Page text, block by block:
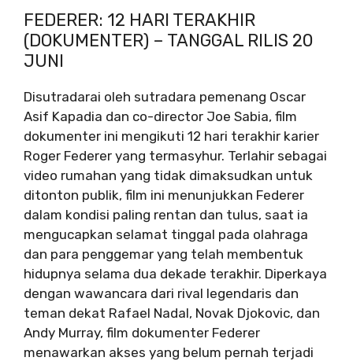
FEDERER: 12 HARI TERAKHIR
(DOKUMENTER) – TANGGAL RILIS 20
JUNI
Disutradarai oleh sutradara pemenang Oscar
Asif Kapadia dan co-director Joe Sabia, film
dokumenter ini mengikuti 12 hari terakhir karier
Roger Federer yang termasyhur. Terlahir sebagai
video rumahan yang tidak dimaksudkan untuk
ditonton publik, film ini menunjukkan Federer
dalam kondisi paling rentan dan tulus, saat ia
mengucapkan selamat tinggal pada olahraga
dan para penggemar yang telah membentuk
hidupnya selama dua dekade terakhir. Diperkaya
dengan wawancara dari rival legendaris dan
teman dekat Rafael Nadal, Novak Djokovic, dan
Andy Murray, film dokumenter Federer
menawarkan akses yang belum pernah terjadi